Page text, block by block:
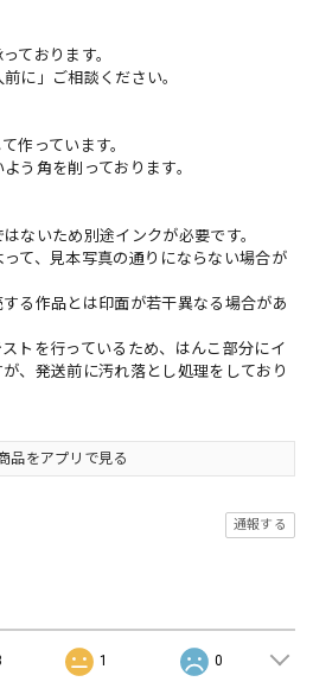
ております。
に」ご相談ください。
作っています。
う角を削っております。
ないため別途インクが必要です。
て、見本写真の通りにならない場合が
る作品とは印面が若干異なる場合があ
トを行っているため、はんこ部分にイ
、発送前に汚れ落とし処理をしており
品をアプリで見る
通報する
1 0